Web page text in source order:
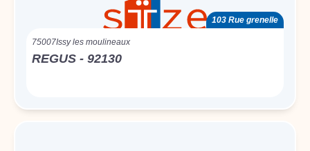
103 Rue grenelle
75007Issy les moulineaux
REGUS - 92130